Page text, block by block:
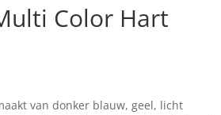
Color Hart
van donker blauw, geel, licht